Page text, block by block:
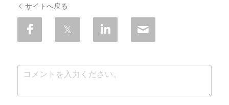
サイトへ戻る